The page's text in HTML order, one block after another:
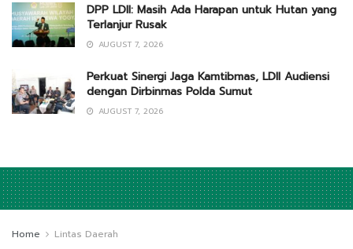
DPP LDII: Masih Ada Harapan untuk Hutan yang
Terlanjur Rusak
AUGUST 7, 2026
Perkuat Sinergi Jaga Kamtibmas, LDII Audiensi
dengan Dirbinmas Polda Sumut
AUGUST 7, 2026
Home Lintas Daerah